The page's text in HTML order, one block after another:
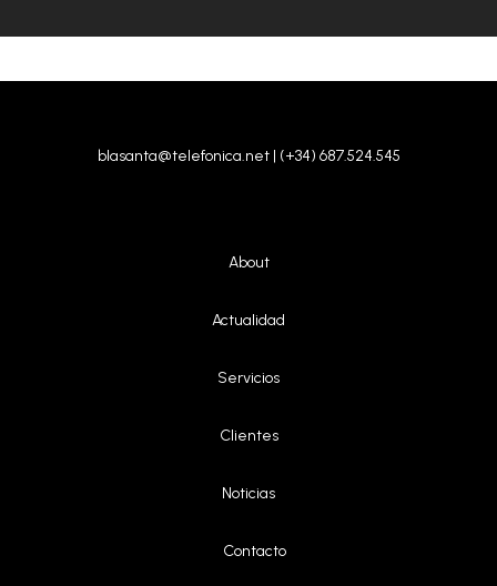
blasanta@telefonica.net | (+34) 687.524.545
About
Actualidad
Servicios
Clientes
Noticias
Contacto